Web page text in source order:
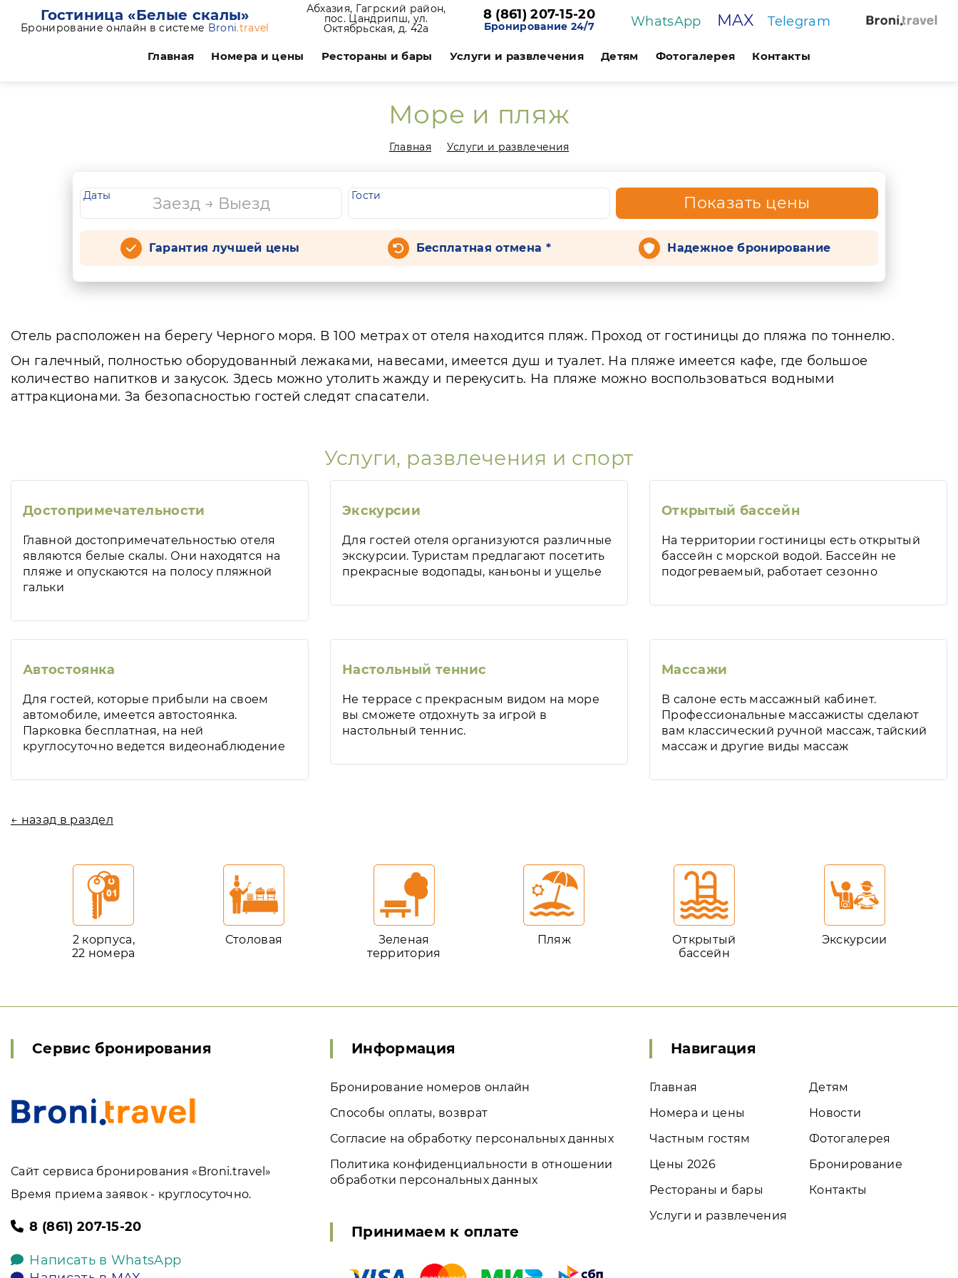
Гостиница «Белые скалы»
Бронирование онлайн в системе Broni.travel
Абхазия, Гагрский район,
пос. Цандрипш, ул.
Октябрьская, д. 42а
8 (861) 207-15-20
Бронирование 24/7 WhatsApp MAX Telegram
Главная Номера и цены Рестораны и бары Услуги и развлечения Детям Фотогалерея Контакты
Море и пляж
Главная Услуги и развлечения
Даты Гости Показать цены
Гарантия лучшей цены Бесплатная отмена * Надежное бронирование
Отель расположен на берегу Черного моря. В 100 метрах от отеля находится пляж. Проход от гостиницы до пляжа по тоннелю.
Он галечный, полностью оборудованный лежаками, навесами, имеется душ и туалет. На пляже имеется кафе, где большое
количество напитков и закусок. Здесь можно утолить жажду и перекусить. На пляже можно воспользоваться водными
аттракционами. За безопасностью гостей следят спасатели.
Услуги, развлечения и спорт
Достопримечательности
Главной достопримечательностью отеля
являются белые скалы. Они находятся на
пляже и опускаются на полосу пляжной
гальки
Экскурсии
Для гостей отеля организуются различные
экскурсии. Туристам предлагают посетить
прекрасные водопады, каньоны и ущелье
Открытый бассейн
На территории гостиницы есть открытый
бассейн с морской водой. Бассейн не
подогреваемый, работает сезонно
Автостоянка
Для гостей, которые прибыли на своем
автомобиле, имеется автостоянка.
Парковка бесплатная, на ней
круглосуточно ведется видеонаблюдение
Настольный теннис
Не террасе с прекрасным видом на море
вы сможете отдохнуть за игрой в
настольный теннис.
Массажи
В салоне есть массажный кабинет.
Профессиональные массажисты сделают
вам классический ручной массаж, тайский
массаж и другие виды массаж
← назад в раздел
2 корпуса,
22 номера
Столовая
Зеленая
территория
Пляж
Открытый
бассейн
Экскурсии
Сервис бронирования
Сайт сервиса бронирования «Broni.travel»
Время приема заявок - круглосуточно.
8 (861) 207-15-20
Написать в WhatsApp
Информация
Бронирование номеров онлайн
Способы оплаты, возврат
Согласие на обработку персональных данных
Политика конфиденциальности в отношении
обработки персональных данных
Принимаем к оплате
Навигация
Главная
Номера и цены
Частным гостям
Цены 2026
Рестораны и бары
Услуги и развлечения
Детям
Новости
Фотогалерея
Бронирование
Контакты